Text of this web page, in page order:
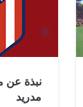
نبذة عن
مدريد